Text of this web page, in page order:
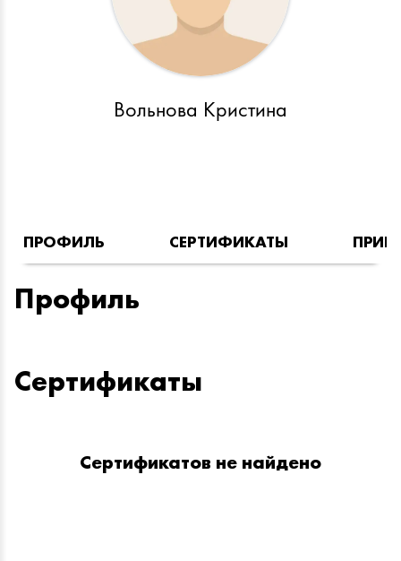
Вольнова Кристина
ПРОФИЛЬ СЕРТИФИКАТЫ
Профиль
Сертификаты
Сертификатов не найдено